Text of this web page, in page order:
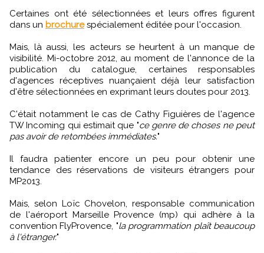
Certaines ont été sélectionnées et leurs offres figurent
dans un brochurespécialement éditée pour l'occasion.
Mais, là aussi, les acteurs se heurtent à un manque de
visibilité. Mi-octobre 2012, au moment de l'annonce de la
publication du catalogue, certaines responsables
d'agences réceptives nuançaient déjà leur satisfaction
d'être sélectionnées en exprimant leurs doutes pour 2013.
C'était notamment le cas de Cathy Figuières de l'agence
TW Incoming qui estimait que "ce genre de choses ne peut
pas avoir de retombées immédiates."
Il faudra patienter encore un peu pour obtenir une
tendance des réservations de visiteurs étrangers pour
MP2013.
Mais, selon Loïc Chovelon, responsable communication
de l'aéroport Marseille Provence (mp) qui adhère à la
convention FlyProvence, "la programmation plaît beaucoup
à l'étranger."